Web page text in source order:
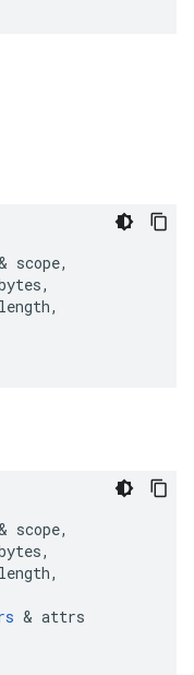
scope,
,
,
scope,
,
,
& attrs